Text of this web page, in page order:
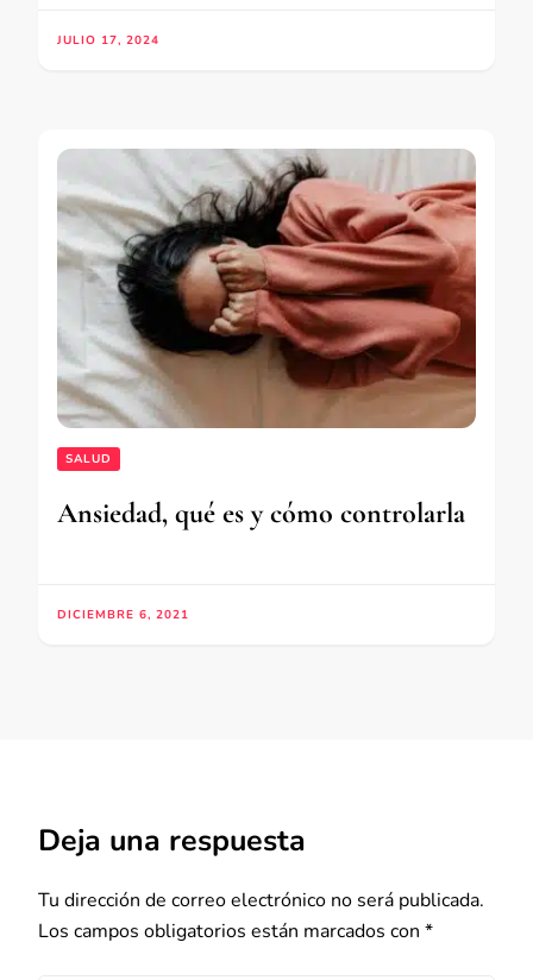
JULIO 17, 2024
SALUD
Ansiedad, qué es y cómo controlarla
DICIEMBRE 6, 2021
Deja una respuesta
Tu dirección de correo electrónico no será publicada.
Los campos obligatorios están marcados con *